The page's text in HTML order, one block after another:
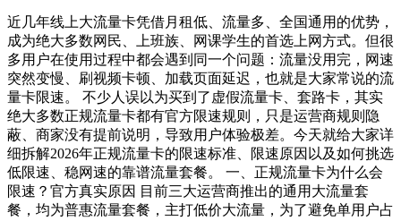
近几年线上大流量卡凭借月租低、流量多、全国通用的优势，
成为绝大多数网民、上班族、网课学生的首选上网方式。但很
多用户在使用过程中都会遇到同一个问题：流量没用完，网速
突然变慢、刷视频卡顿、加载页面延迟，也就是大家常说的流
量卡限速。 不少人误以为买到了虚假流量卡、套路卡，其实
绝大多数正规流量卡都有官方限速规则，只是运营商规则隐
蔽、商家没有提前说明，导致用户体验极差。今天就给大家详
细拆解2026年正规流量卡的限速标准、限速原因以及如何挑选
低限速、稳网速的靠谱流量套餐。 一、正规流量卡为什么会
限速？官方真实原因 目前三大运营商推出的通用大流量套
餐，均为普惠流量套餐，主打低价大流量，为了避免单用户占